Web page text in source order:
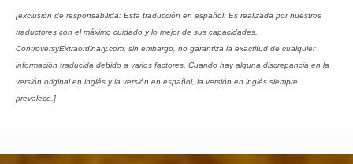
[exclusión de responsabilida: Esta traducción en español: Es realizada por nuestros
traductores con el máximo cuidado y lo mejor de sus capacidades.
ControversyExtraordinary.com, sin embargo, no garantiza la exactitud de cualquier
información traducida debido a varios factores. Cuando hay alguna discrepancia en la
versión original en inglés y la versión en español, la versión en inglés siempre
prevalece.]